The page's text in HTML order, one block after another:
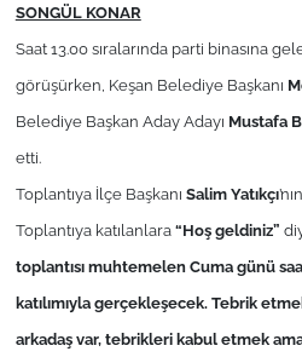
SONGÜL KONAR
Saat 13.00 sıralarında parti binasına
görüşürken, Keşan Belediye Başkanı
Belediye Başkan Aday Adayı Mustafa
etti.
Toplantıya İlçe Başkanı Salim Yatıkçı
Toplantıya katılanlara“Hoş geldiniz”
toplantısı muhtemelen Cuma günü
katılımıyla gerçekleşecek. Tebrik
arkadaş var, tebrikleri kabul etmek
TEKİRDAĞ
ÇANAKKALE
Bölge